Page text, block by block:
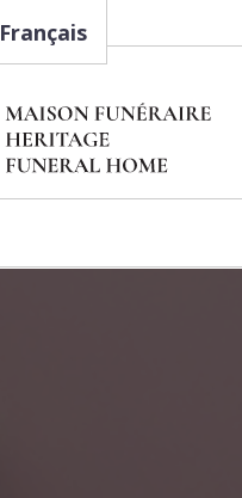
Français